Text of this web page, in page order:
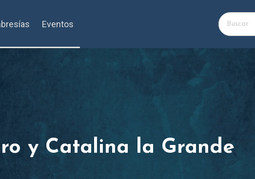
Eventos
y Catalina la Grande